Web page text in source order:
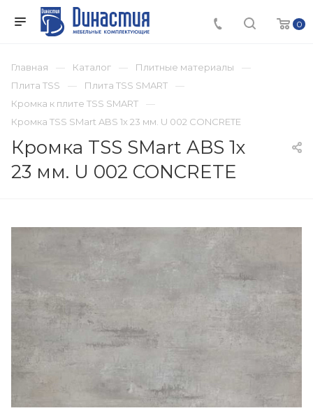
0
Главная Каталог
Плитные материалы
Плита TSS
Плита TSS SMART
Кромка к плите TSS SMART
Кромка TSS SMart ABS 1х 23 мм. U 002 CONCRETE
Кромка TSS SMart ABS 1х
23 мм. U 002 CONCRETE